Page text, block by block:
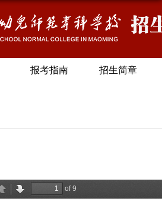
报考指南 招生简章